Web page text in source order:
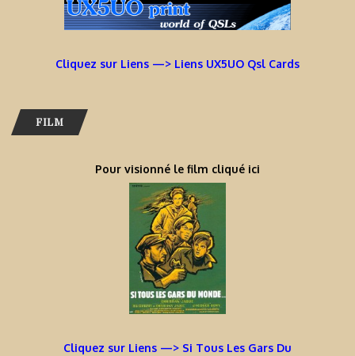
Cliquez sur Liens —> Liens UX5UO Qsl Cards
FILM
Pour visionné le film cliqué ici
Cliquez sur Liens —> Si Tous Les Gars Du